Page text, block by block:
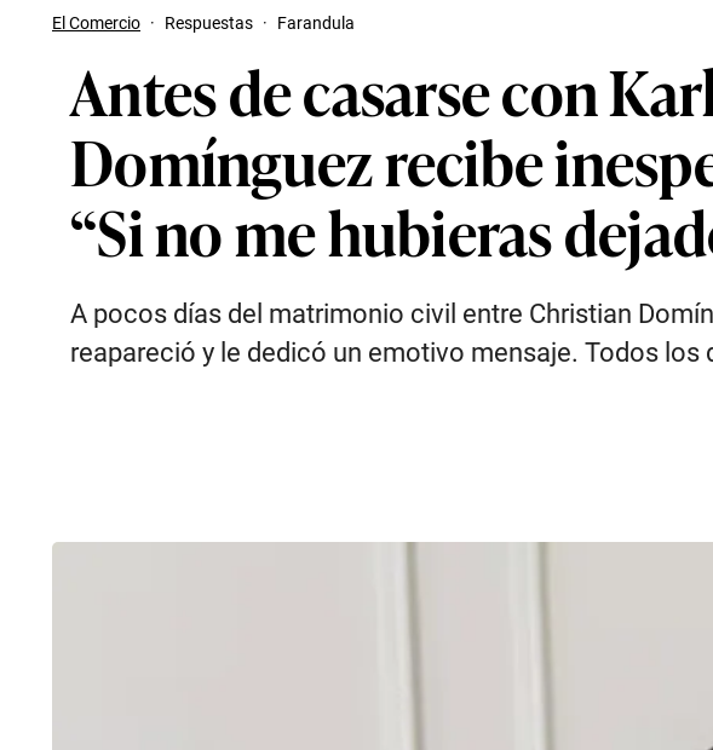
El Comercio · Respuestas · Farandula
Antes de casarse con
Domínguez recibe
“Si no me hubieras
A pocos días del matrimonio civil entre Christian
reapareció y le dedicó un emotivo mensaje. Todos los